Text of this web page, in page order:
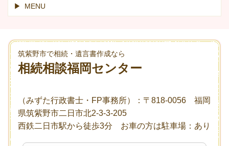
MENU
筑紫野市で相続・遺言書作成なら
相続相談福岡センター
（みずた行政書士・FP事務所）：〒818-0056 福岡
県筑紫野市二日市北2-3-3-205
西鉄二日市駅から徒歩3分 お車の方は駐車場：あり